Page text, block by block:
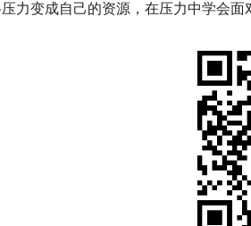
力变成自己的资源，在压力中学会面